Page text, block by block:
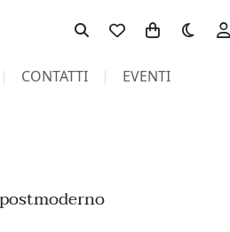
Toggle
CONTATTI EVENTI